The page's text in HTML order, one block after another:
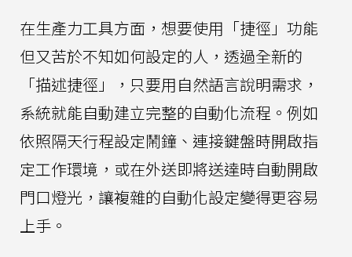
在生產力工具方面，想要使用「捷徑」功能
但又苦於不知如何設定的人，透過全新的
「描述捷徑」，只要用自然語言說明需求，
系統就能自動建立完整的自動化流程。例如
依照隔天行程設定鬧鐘、連接鍵盤時開啟指
定工作環境，或在外送即將送達時自動開啟
門口燈光，讓複雜的自動化設定變得更容易
上手。